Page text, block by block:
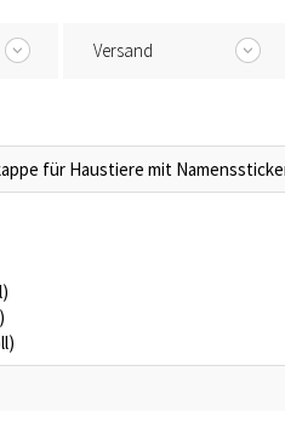
Versand
für Haustiere mit